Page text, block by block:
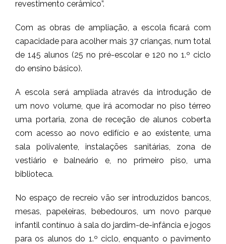
revestimento cerâmico”.
Com as obras de ampliação, a escola ficará com
capacidade para acolher mais 37 crianças, num total
de 145 alunos (25 no pré-escolar e 120 no 1.º ciclo
do ensino básico).
A escola será ampliada através da introdução de
um novo volume, que irá acomodar no piso térreo
uma portaria, zona de receção de alunos coberta
com acesso ao novo edifício e ao existente, uma
sala polivalente, instalações sanitárias, zona de
vestiário e balneário e, no primeiro piso, uma
biblioteca.
No espaço de recreio vão ser introduzidos bancos,
mesas, papeleiras, bebedouros, um novo parque
infantil contínuo à sala do jardim-de-infância e jogos
para os alunos do 1.º ciclo, enquanto o pavimento